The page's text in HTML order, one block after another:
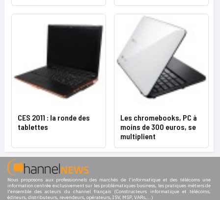
CES 2011 : la ronde des
tablettes
Les chromebooks, PC à
moins de 300 euros, se
multiplient
Nous proposons aux professionnels des marchés de l'informatique et des télécoms une
information centrée exclusivement sur les problématiques business, les pratiques métiers de
l'ensemble des acteurs du channel français (Constructeurs informatique et télécoms,
éditeurs, distributeurs, revendeurs, opérateurs, ISV, MSP, VARs,...)